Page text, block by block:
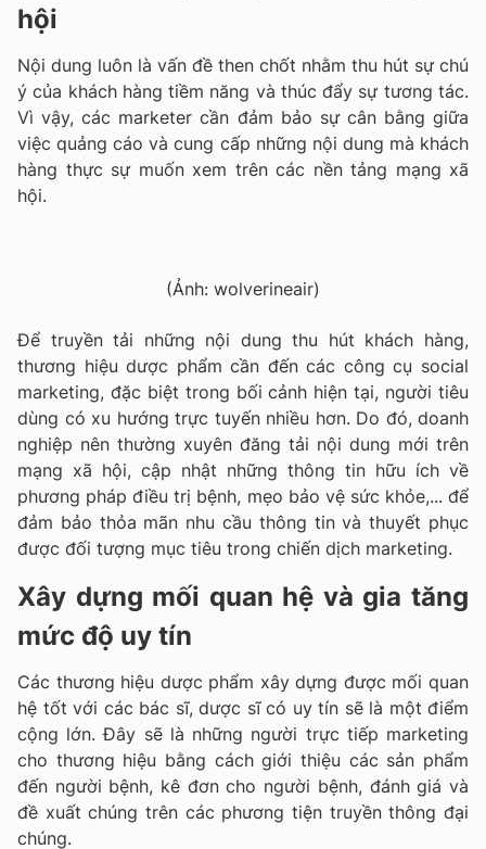
hội
Nội dung luôn là vấn đề then chốt nhằm thu hút sự chú
ý của khách hàng tiềm năng và thúc đẩy sự tương tác.
Vì vậy, các marketer cần đảm bảo sự cân bằng giữa
việc quảng cáo và cung cấp những nội dung mà khách
hàng thực sự muốn xem trên các nền tảng mạng xã
hội.
(Ảnh: wolverineair)
Để truyền tải những nội dung thu hút khách hàng,
thương hiệu dược phẩm cần đến các công cụ social
marketing, đặc biệt trong bối cảnh hiện tại, người tiêu
dùng có xu hướng trực tuyến nhiều hơn. Do đó, doanh
nghiệp nên thường xuyên đăng tải nội dung mới trên
mạng xã hội, cập nhật những thông tin hữu ích về
phương pháp điều trị bệnh, mẹo bảo vệ sức khỏe,... để
đảm bảo thỏa mãn nhu cầu thông tin và thuyết phục
được đối tượng mục tiêu trong chiến dịch marketing.
Xây dựng mối quan hệ và gia tăng
mức độ uy tín
Các thương hiệu dược phẩm xây dựng được mối quan
hệ tốt với các bác sĩ, dược sĩ có uy tín sẽ là một điểm
cộng lớn. Đây sẽ là những người trực tiếp marketing
cho thương hiệu bằng cách giới thiệu các sản phẩm
đến người bệnh, kê đơn cho người bệnh, đánh giá và
đề xuất chúng trên các phương tiện truyền thông đại
chúng.